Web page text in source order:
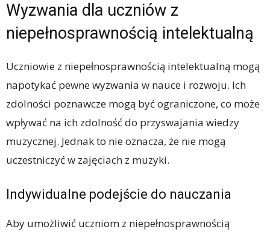
Wyzwania dla uczniów z
niepełnosprawnością intelektualną
Uczniowie z niepełnosprawnością intelektualną mogą
napotykać pewne wyzwania w nauce i rozwoju. Ich
zdolności poznawcze mogą być ograniczone, co może
wpływać na ich zdolność do przyswajania wiedzy
muzycznej. Jednak to nie oznacza, że nie mogą
uczestniczyć w zajęciach z muzyki.
Indywidualne podejście do nauczania
Aby umożliwić uczniom z niepełnosprawnością